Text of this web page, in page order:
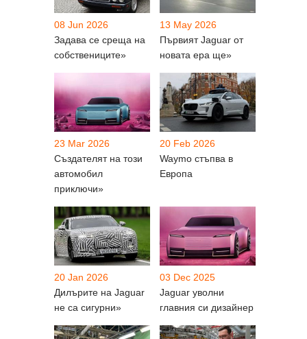
08 Jun 2026
Задава се среща на
собствениците»
13 May 2026
Първият Jaguar от
новата ера ще»
23 Mar 2026
Създателят на този
автомобил
приключи»
20 Feb 2026
Waymo стъпва в
Европа
20 Jan 2026
Дилърите на Jaguar
не са сигурни»
03 Dec 2025
Jaguar уволни
главния си дизайнер